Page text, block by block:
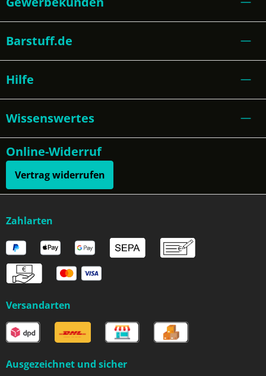
Barstuff.de
Hilfe
Wissenswertes
Online-Widerruf
Vertrag widerrufen
Zahlarten
Versandarten
Ausgezeichnet und sicher